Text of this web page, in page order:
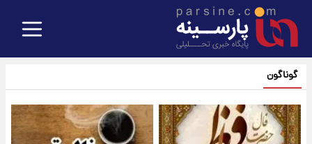
گوناگون